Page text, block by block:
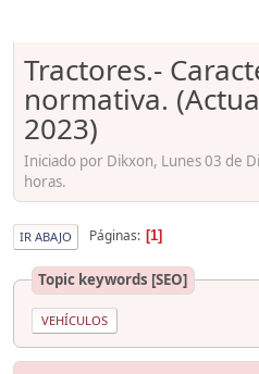
Tractores.-
normativa.
2023)
Iniciado por Dikxon, Lunes 03 de
horas.
IR ABAJO Páginas 1
Topic keywords [SEO]
VEHÍCULOS